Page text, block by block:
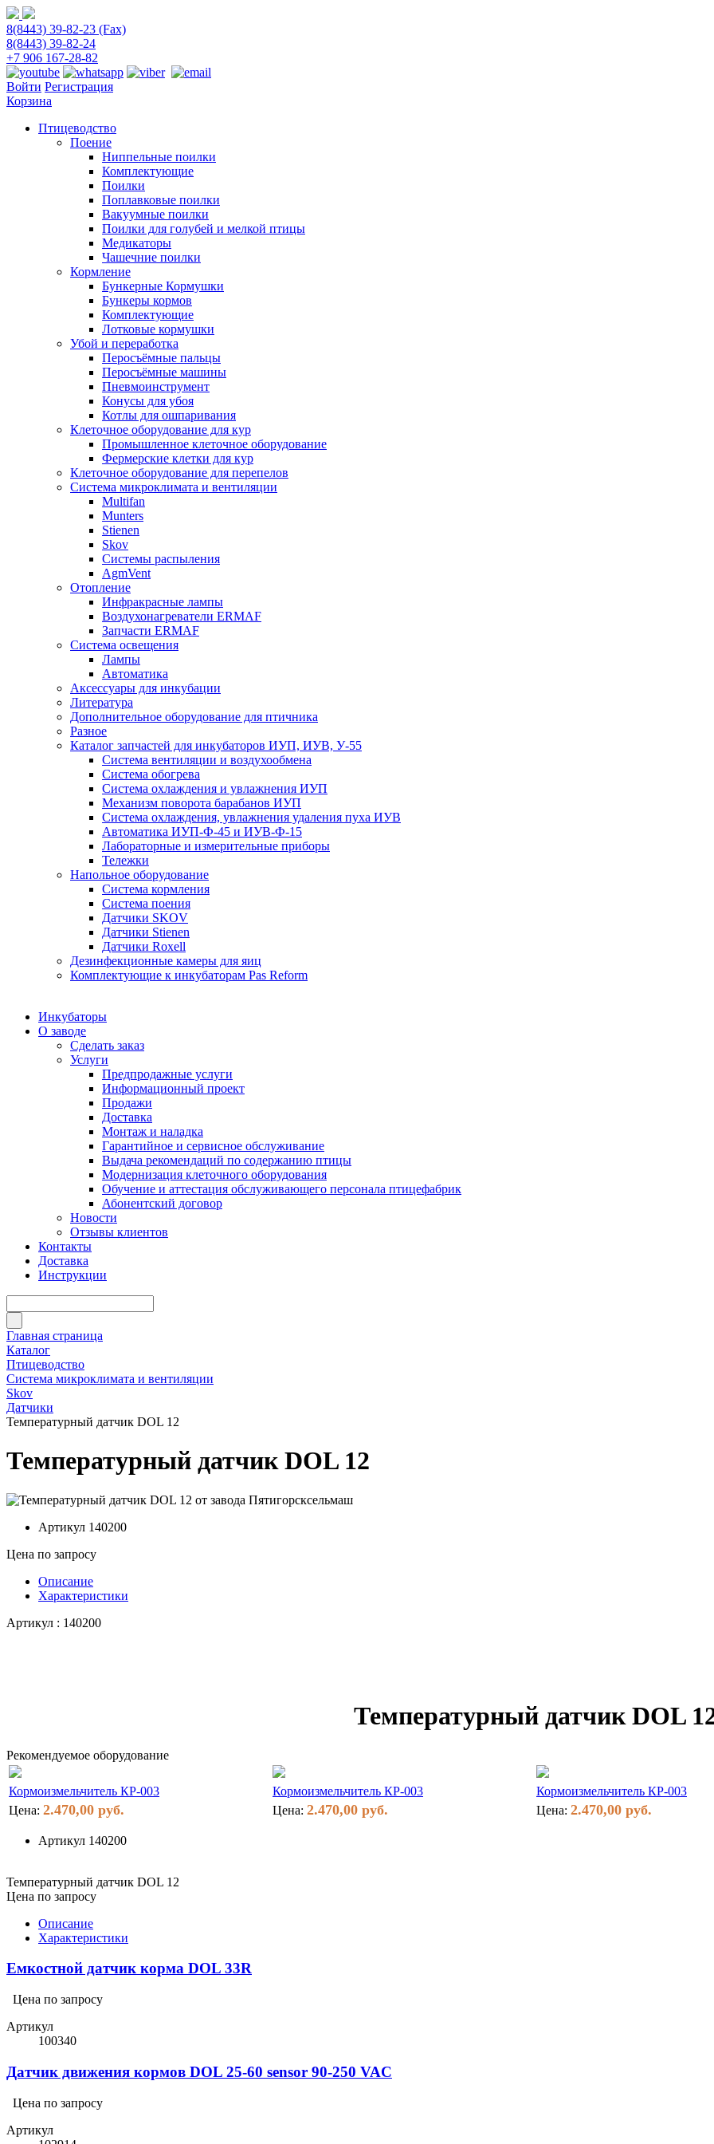
8(8443) 39-82-23 (Fax)
8(8443) 39-82-24
+7 906 167-28-82
Войти Регистрация
Корзина
Птицеводство
Поение
Ниппельные поилки
Комплектующие
Поилки
Поплавковые поилки
Вакуумные поилки
Поилки для голубей и мелкой птицы
Медикаторы
Чашечние поилки
Кормление
Бункерные Кормушки
Бункеры кормов
Комплектующие
Лотковые кормушки
Убой и переработка
Перосъёмные пальцы
Перосъёмные машины
Пневмоинструмент
Конусы для убоя
Котлы для ошпаривания
Клеточное оборудование для кур
Промышленное клеточное оборудование
Фермерские клетки для кур
Клеточное оборудование для перепелов
Система микроклимата и вентиляции
Multifan
Munters
Stienen
Skov
Системы распыления
AgmVent
Отопление
Инфракрасные лампы
Воздухонагреватели ERMAF
Запчасти ERMAF
Система освещения
Лампы
Автоматика
Аксессуары для инкубации
Литература
Дополнительное оборудование для птичника
Разное
Каталог запчастей для инкубаторов ИУП, ИУВ, У-55
Система вентиляции и воздухообмена
Система обогрева
Система охлаждения и увлажнения ИУП
Механизм поворота барабанов ИУП
Система охлаждения, увлажнения удаления пуха ИУВ
Автоматика ИУП-Ф-45 и ИУВ-Ф-15
Лабораторные и измерительные приборы
Тележки
Напольное оборудование
Система кормления
Система поения
Датчики SKOV
Датчики Stienen
Датчики Roxell
Дезинфекционные камеры для яиц
Комплектующие к инкубаторам Pas Reform
Инкубаторы
О заводе
Сделать заказ
Услуги
Предпродажные услуги
Информационный проект
Продажи
Доставка
Монтаж и наладка
Гарантийное и сервисное обслуживание
Выдача рекомендаций по содержанию птицы
Модернизация клеточного оборудования
Обучение и аттестация обслуживающего персонала птицефабрик
Абонентский договор
Новости
Отзывы клиентов
Контакты
Доставка
Инструкции
Главная страница
Каталог
Птицеводство
Система микроклимата и вентиляции
Skov
Датчики
Температурный датчик DOL 12
Температурный датчик DOL 12
Артикул 140200
Цена по запросу
Описание
Характеристики
Артикул : 140200
Температурный датчик DOL
Рекомендуемое оборудование
Кормоизмельчитель КР-003 Кормоизмельчитель КР-003
Кормоизмельчитель КР-003
Цена: 2.470,00 руб. Цена: 2.470,00 руб. Цена: 2.470,00 руб.
Артикул 140200
Температурный датчик DOL 12
Цена по запросу
Описание
Характеристики
Емкостной датчик корма DOL 33R
Цена по запросу
Артикул
100340
Датчик движения кормов DOL 25-60 sensor 90-250 VAC
Цена по запросу
Артикул